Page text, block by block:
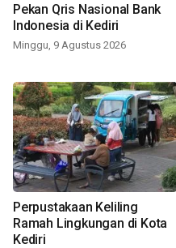
Pekan Qris Nasional Bank
Indonesia di Kediri
Minggu, 9 Agustus 2026
Perpustakaan Keliling
Ramah Lingkungan di Kota
Kediri